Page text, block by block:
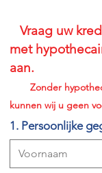
Vraag uw
met
aan.
Zonder
kunnen wij u geen
1. Persoonlijke